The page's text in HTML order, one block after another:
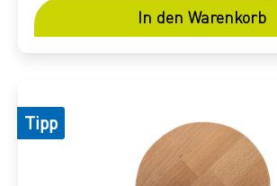
In den Warenkorb
Tipp